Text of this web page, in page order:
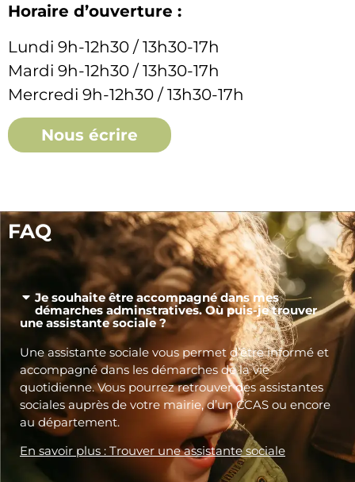
Horaire d’ouverture :
Lundi 9h-12h30 / 13h30-17h
Mardi 9h-12h30 / 13h30-17h
Mercredi 9h-12h30 / 13h30-17h
Nous écrire
FAQ
Je souhaite être accompagné dans mes
démarches adminstratives. Où puis-je trouver
une assistante sociale ?
Une assistante sociale vous permet d’être informé et
accompagné dans les démarches de la vie
quotidienne. Vous pourrez retrouver des assistantes
sociales auprès de votre mairie, d’un CCAS ou encore
au département.
En savoir plus : Trouver une assistante sociale